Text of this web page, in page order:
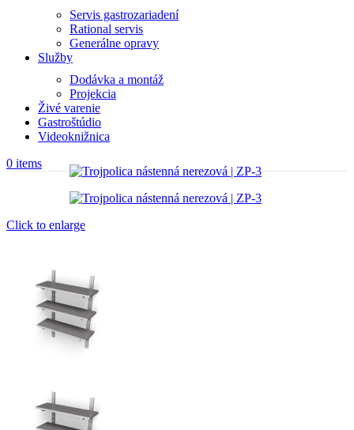
Servis gastrozariadení
Rational servis
Generálne opravy
Služby
Dodávka a montáž
Projekcia
Živé varenie
Gastroštúdio
Videoknižnica
0 items
Click to enlarge